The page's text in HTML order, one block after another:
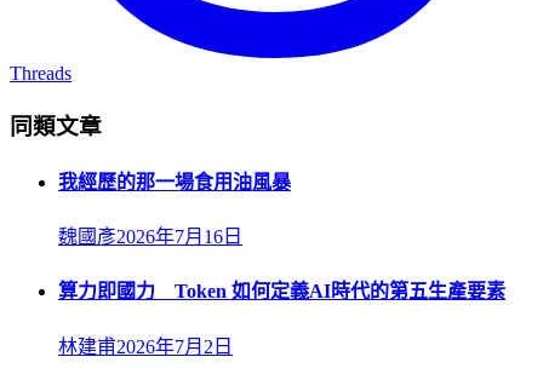
Threads
同類文章
我經歷的那一場食用油風暴
魏國彥2026年7月16日
算力即國力 Token 如何定義AI時代的第五生產要素
林建甫2026年7月2日